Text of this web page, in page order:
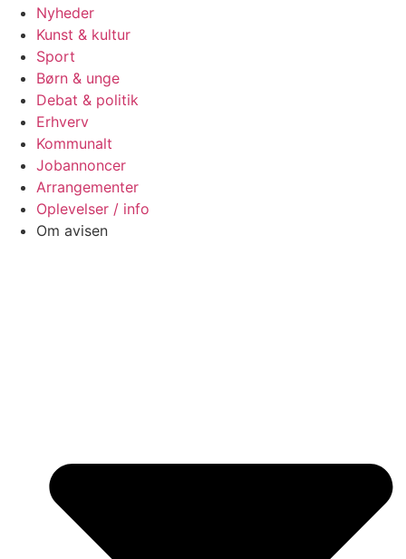
Nyheder
Kunst & kultur
Sport
Børn & unge
Debat & politik
Erhverv
Kommunalt
Jobannoncer
Arrangementer
Oplevelser / info
Om avisen